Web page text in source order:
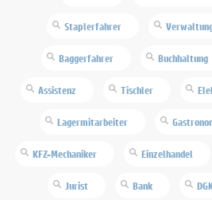
Staplerfahrer
Baggerfahrer Buchhaltung
Assistenz Tischler
Lagermitarbeiter
KFZ-Mechaniker Einzelhandel
Jurist Bank